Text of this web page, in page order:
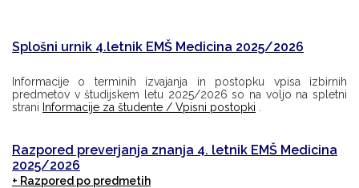
Splošni urnik 4.letnik EMŠ Medicina 2025/2026
Informacije o terminih izvajanja in postopku vpisa izbirnih
predmetov v študijskem letu 2025/2026 so na voljo na spletni
strani Informacije za študente / Vpisni postopki
Razpored preverjanja znanja 4. letnik EMŠ Medicina
2025/2026
+ Razpored po predmetih